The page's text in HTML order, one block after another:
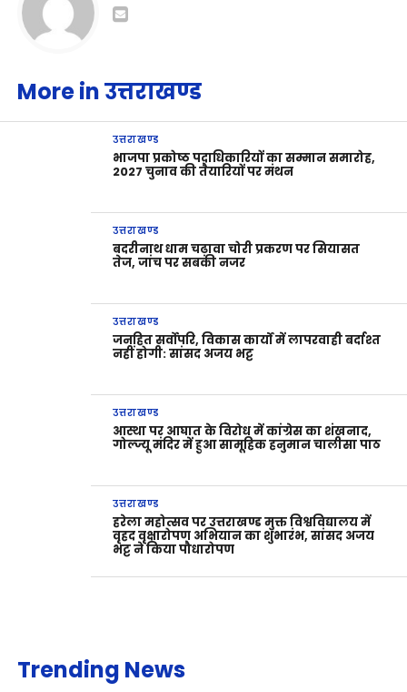
More in उत्तराखण्ड
उत्तराखण्ड
भाजपा प्रकोष्ठ पदाधिकारियों का सम्मान समारोह,
2027 चुनाव की तैयारियों पर मंथन
उत्तराखण्ड
बदरीनाथ धाम चढ़ावा चोरी प्रकरण पर सियासत
तेज, जांच पर सबकी नजर
उत्तराखण्ड
जनहित सर्वोपरि, विकास कार्यों में लापरवाही बर्दाश्त
नहीं होगी: सांसद अजय भट्ट
उत्तराखण्ड
आस्था पर आघात के विरोध में कांग्रेस का शंखनाद,
गोल्ज्यू मंदिर में हुआ सामूहिक हनुमान चालीसा पाठ
उत्तराखण्ड
हरेला महोत्सव पर उत्तराखण्ड मुक्त विश्वविद्यालय में
वृहद वृक्षारोपण अभियान का शुभारंभ, सांसद अजय
भट्ट ने किया पौधारोपण
Trending News